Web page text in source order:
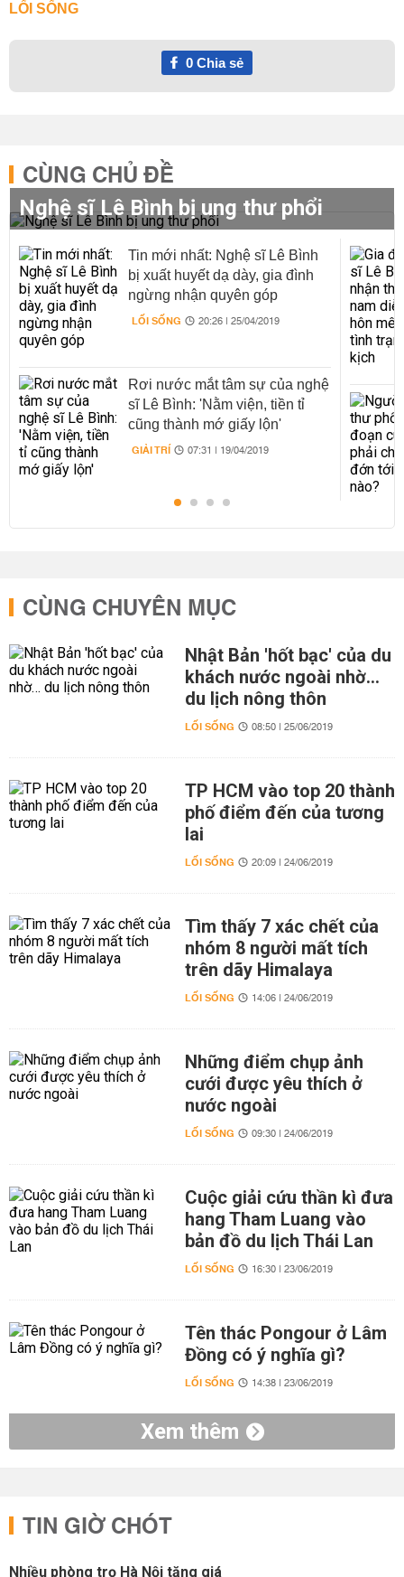
LỐI SỐNG
0Chia sẻ
CÙNG CHỦ ĐỀ
Nghệ sĩ Lê Bình bị ung thư phổi
Tin mới nhất: Nghệ sĩ Lê Bình
bị xuất huyết dạ dày, gia đình
ngừng nhận quyên góp
LỐI SỐNG 20:26 | 25/04/2019
Rơi nước mắt tâm sự của nghệ
sĩ Lê Bình: 'Nằm viện, tiền tỉ
cũng thành mớ giấy lộn'
GIẢI TRÍ 07:31 | 19/04/2019
CÙNG CHUYÊN MỤC
Nhật Bản 'hốt bạc' của du
khách nước ngoài nhờ…
du lịch nông thôn
LỐI SỐNG 08:50 | 25/06/2019
TP HCM vào top 20 thành
phố điểm đến của tương
lai
LỐI SỐNG 20:09 | 24/06/2019
Tìm thấy 7 xác chết của
nhóm 8 người mất tích
trên dãy Himalaya
LỐI SỐNG 14:06 | 24/06/2019
Những điểm chụp ảnh
cưới được yêu thích ở
nước ngoài
LỐI SỐNG 09:30 | 24/06/2019
Cuộc giải cứu thần kì đưa
hang Tham Luang vào
bản đồ du lịch Thái Lan
LỐI SỐNG 16:30 | 23/06/2019
Tên thác Pongour ở Lâm
Đồng có ý nghĩa gì?
LỐI SỐNG 14:38 | 23/06/2019
Xem thêm
TIN GIỜ CHÓT
Nhiều phòng trọ Hà Nội tăng giá